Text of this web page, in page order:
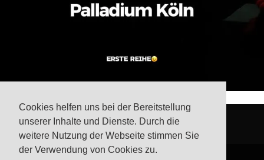
Cookies helfen uns bei der Bereitstellung
unserer Inhalte und Dienste. Durch die
weitere Nutzung der Webseite stimmen Sie
der Verwendung von Cookies zu.